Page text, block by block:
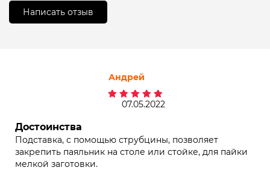
Написать отзыв
Оценка5из 5
07.05.2022
Андрей
Достоинства
Подставка, с помощью струбцины, позволяет
закрепить паяльник на столе или стойке, для пайки
мелкой заготовки.